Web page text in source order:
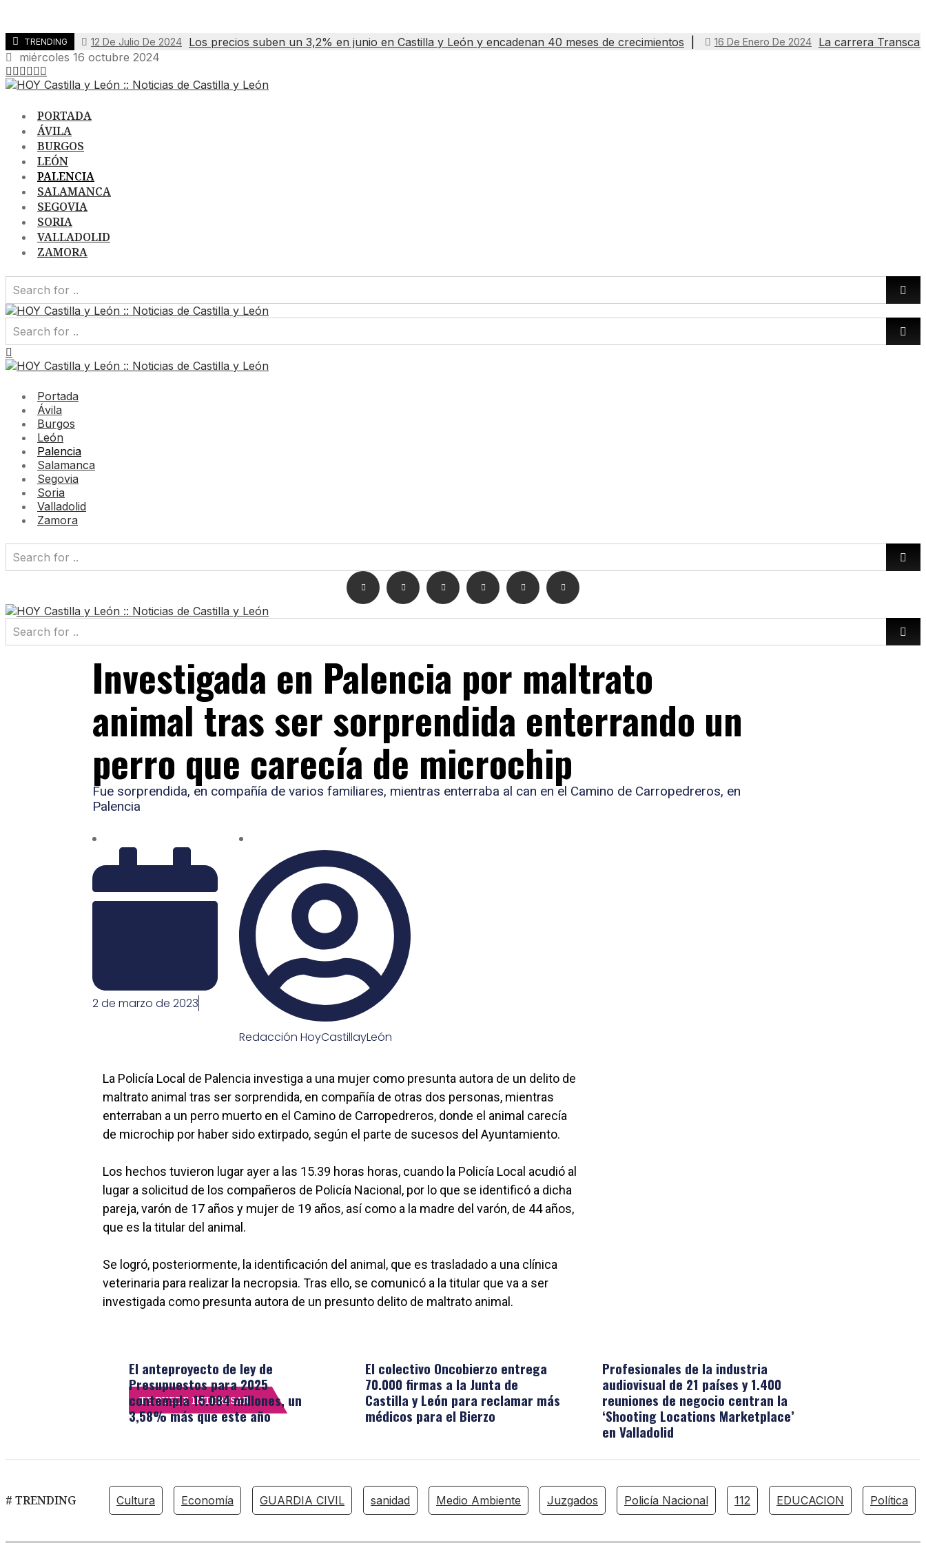
TRENDING 12 De Julio De 2024 Los precios suben un 3,2% en junio en Castilla y León y encadenan 40 meses de crecimientos 16 De Enero De 2024
La carrera
miércoles 16 octubre 2024
PORTADA
ÁVILA
BURGOS
LEÓN
PALENCIA
SALAMANCA
SEGOVIA
SORIA
VALLADOLID
ZAMORA
Portada
Ávila
Burgos
León
Palencia
Salamanca
Segovia
Soria
Valladolid
Zamora
Investigada en Palencia por maltrato
animal tras ser sorprendida enterrando un
perro que carecía de microchip
Fue sorprendida, en compañía de varios familiares, mientras enterraba al can en el Camino de Carropedreros, en
Palencia
2 de marzo de 2023
Redacción HoyCastillayLeón
La Policía Local de Palencia investiga a una mujer como presunta autora de un delito de
maltrato animal tras ser sorprendida, en compañía de otras dos personas, mientras
enterraban a un perro muerto en el Camino de Carropedreros, donde el animal carecía
de microchip por haber sido extirpado, según el parte de sucesos del Ayuntamiento.
Los hechos tuvieron lugar ayer a las 15.39 horas horas, cuando la Policía Local acudió al
lugar a solicitud de los compañeros de Policía Nacional, por lo que se identificó a dicha
pareja, varón de 17 años y mujer de 19 años, así como a la madre del varón, de 44 años,
que es la titular del animal.
Se logró, posteriormente, la identificación del animal, que es trasladado a una clínica
veterinaria para realizar la necropsia. Tras ello, se comunicó a la titular que va a ser
investigada como presunta autora de un presunto delito de maltrato animal.
TE PUEDE INTERESAR
El anteproyecto de ley de
Presupuestos para 2025
contempla 15.084 millones, un
3,58% más que este año
El colectivo Oncobierzo entrega
70.000 firmas a la Junta de
Castilla y León para reclamar más
médicos para el Bierzo
Profesionales de la industria
audiovisual de 21 países y 1.400
reuniones de negocio centran la
‘Shooting Locations Marketplace’
en Valladolid
# TRENDING Cultura Economía GUARDIA CIVIL sanidad Medio Ambiente Juzgados Policía Nacional 112 EDUCACION Política